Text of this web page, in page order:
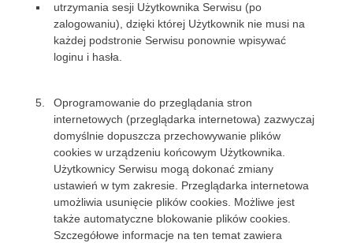
utrzymania sesji Użytkownika Serwisu (po
zalogowaniu), dzięki której Użytkownik nie musi na
każdej podstronie Serwisu ponownie wpisywać
loginu i hasła.
Oprogramowanie do przeglądania stron
internetowych (przeglądarka internetowa) zazwyczaj
domyślnie dopuszcza przechowywanie plików
cookies w urządzeniu końcowym Użytkownika.
Użytkownicy Serwisu mogą dokonać zmiany
ustawień w tym zakresie. Przeglądarka internetowa
umożliwia usunięcie plików cookies. Możliwe jest
także automatyczne blokowanie plików cookies.
Szczegółowe informacje na ten temat zawiera